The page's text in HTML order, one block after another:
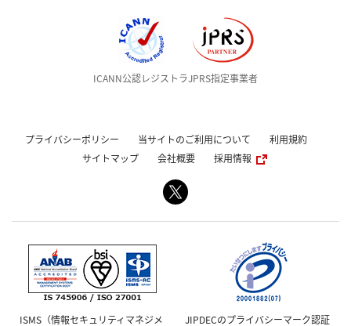
ICANN公認レジストラJPRS指定事業者
プライバシーポリシー 当サイトのご利用について
利用規約
サイトマップ
会社概要 採用情報
ISMS（情報セキュリティマネジメ JIPDECのプライバシーマーク認証